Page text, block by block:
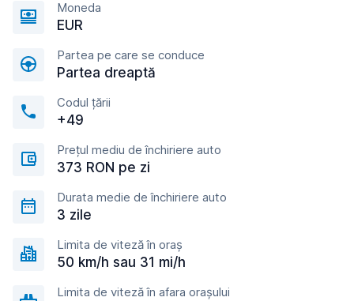
Moneda
EUR
Partea pe care se conduce
Partea dreaptă
Codul țării
+49
Prețul mediu de închiriere auto
373 RON pe zi
Durata medie de închiriere auto
3 zile
Limita de viteză în oraș
50 km/h sau 31 mi/h
Limita de viteză în afara orașului